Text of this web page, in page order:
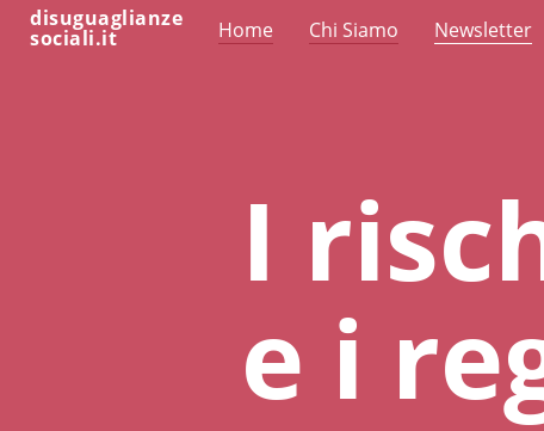
disuguaglianze
sociali.it Home Chi Siamo Newsletter
I
e i